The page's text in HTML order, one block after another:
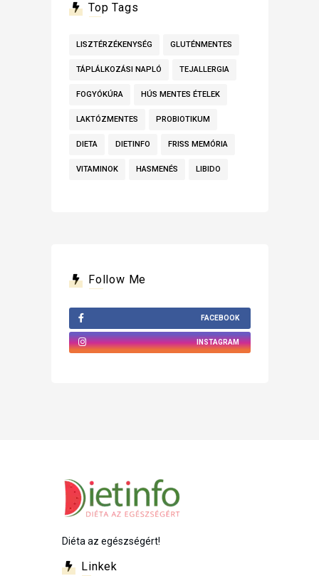
Top Tags
LISZTÉRZÉKENYSÉG GLUTÉNMENTES
TÁPLÁLKOZÁSI NAPLÓ TEJALLERGIA
FOGYÓKÚRA HÚS MENTES ÉTELEK
LAKTÓZMENTES PROBIOTIKUM
DIETA DIETINFO FRISS MEMÓRIA
VITAMINOK HASMENÉS LIBIDO
Follow Me
FACEBOOK
INSTAGRAM
Diéta az egészségért!
Linkek